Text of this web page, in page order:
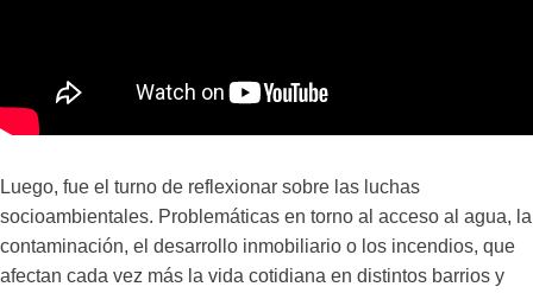
Luego, fue el turno de reflexionar sobre las luchas
socioambientales. Problemáticas en torno al acceso al agua, la
contaminación, el desarrollo inmobiliario o los incendios, que
afectan cada vez más la vida cotidiana en distintos barrios y